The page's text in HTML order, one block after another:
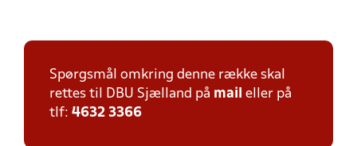
Spørgsmål omkring denne række skal
rettes til DBU Sjælland på mail eller på
tlf: 4632 3366